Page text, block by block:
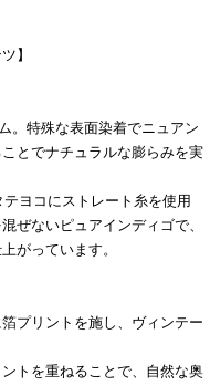
】
。特殊な表面染着でニュアン
とでナチュラルな膨らみを実
ヨコにストレート糸を使用
ぜないピュアインディゴで、
がっています。
プリントを施し、ヴィンテー
トを重ねることで、自然な奥